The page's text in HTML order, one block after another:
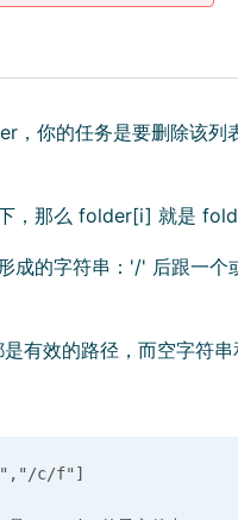
你的任务是要删除该列
那么 folder[i] 就是
成的字符串：'/' 后跟一个
效的路径，而空字符串
c/f"]